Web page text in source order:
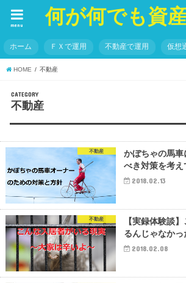
何が何でも資
menu
ホーム ＦＸで運用 不動産で運用 仮想
HOME 不動産
CATEGORY
不動産
不動産
かぼちゃの馬
べき対策を考え
2018.02.13
不動産
【実録体験談
るんじゃなかっ
2018.02.08